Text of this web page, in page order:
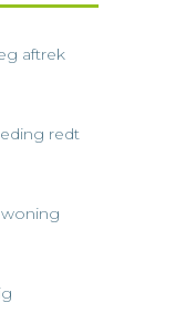
aftrek
redt